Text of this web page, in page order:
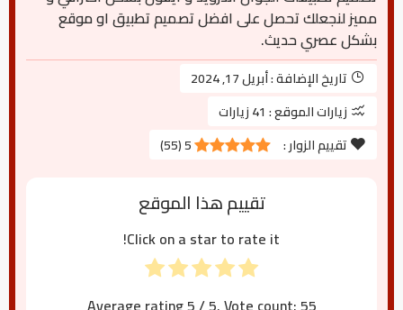
مميز لنجعلك تحصل على افضل تصميم تطبيق او موقع
بشكل عصري حديث.
تاريخ الإضافة :أبريل 17, 2024
زيارات الموقع : 41 زيارات
تقييم الزوار :
5
(
55
)
تقييم هذا الموقع
Click on a star to rate it!